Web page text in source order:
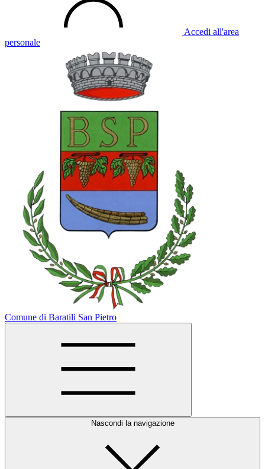
Accedi all'area
personale
Comune di Baratili San Pietro
Nascondi la navigazione